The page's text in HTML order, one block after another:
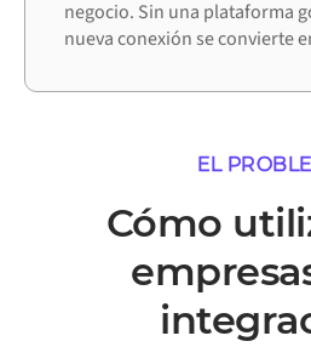
negocio. Sin una plataforma
nueva conexión se convierte
EL
Cómo